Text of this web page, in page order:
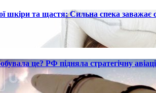
шкіри та щастя: Сильна спека
це? РФ підняла стратегічну